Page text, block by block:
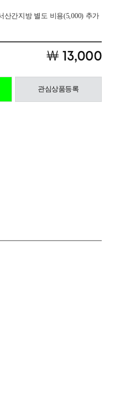
산간지방 별도 비용(5,000) 추가
￦ 13,000
관심상품등록